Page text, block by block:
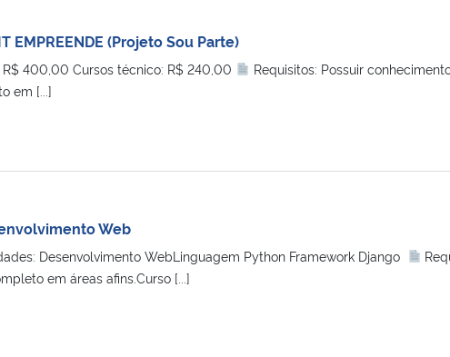
(Projeto Sou Parte)
400,00 Cursos técnico: R$ 240,00
Requisitos: Possuir
em [...]
Web
Desenvolvimento WebLinguagem Python Framework Django
em áreas afins.Curso [...]